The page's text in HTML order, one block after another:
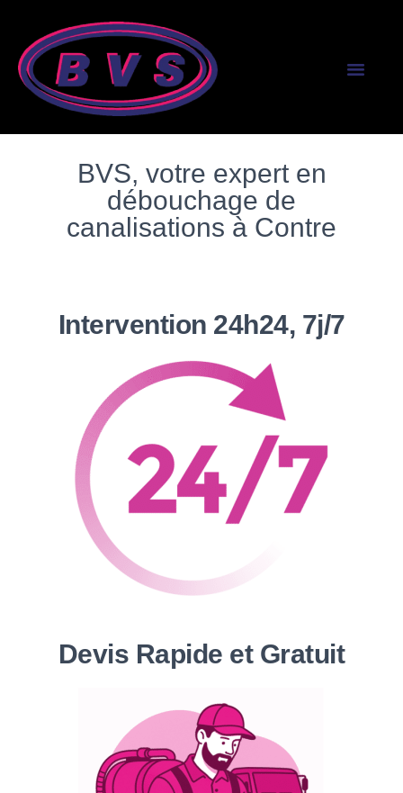
BVS, votre expert en
débouchage de
canalisations à Contre
Intervention 24h24, 7j/7
Devis Rapide et Gratuit